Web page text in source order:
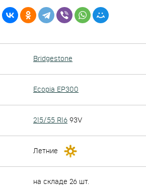
Bridgestone
Ecopia EP300
215/55 R16 93V
Летние
на складе 26 шт.